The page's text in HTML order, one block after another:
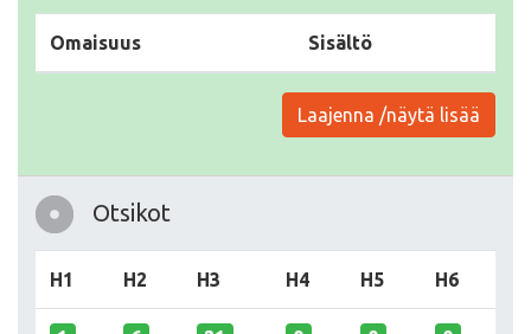
Omaisuus Sisältö
Laajenna /näytä lisää
Otsikot
H1 H2 H3 H4 H5 H6